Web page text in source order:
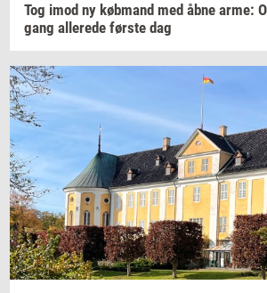
Tog imod ny køb­mand med åbne arme:
gang al­le­re­de før­ste dag